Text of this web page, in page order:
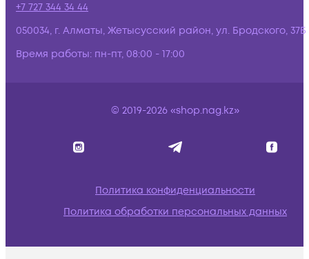
+7 727 344 34 44
050034, г. Алматы, Жетысусский район, ул. Бродского, 37Б
Время работы: пн-пт, 08:00 - 17:00
© 2019-2026 «shop.nag.kz»
Политика конфиденциальности
Политика обработки персональных данных